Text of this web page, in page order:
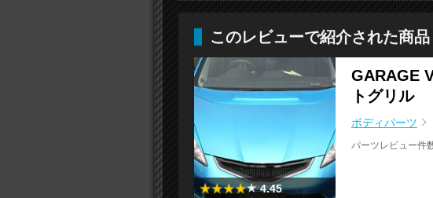
このレビューで紹介された商品
4.45
GARAGE
トグリル
ボディパーツ
パーツレビュー件